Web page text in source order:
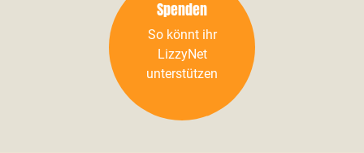
Spenden
So könnt ihr
LizzyNet
unterstützen